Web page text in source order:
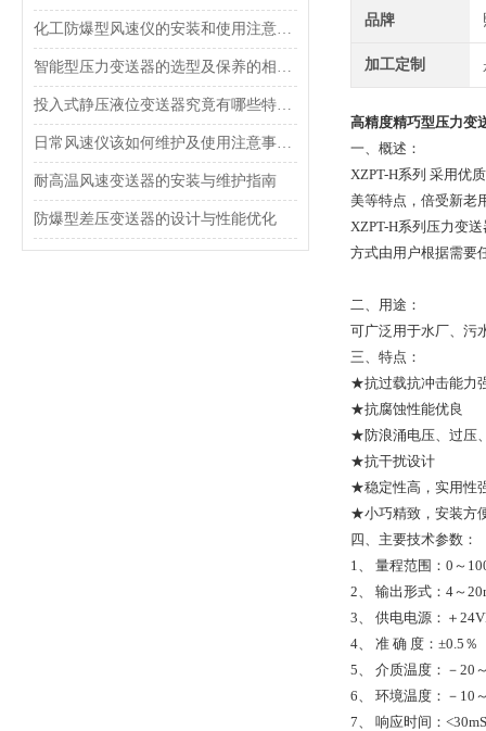
化工防爆型风速仪的安装和使用注意事项
智能型压力变送器的选型及保养的相关知识
投入式静压液位变送器究竟有哪些特点呢？
日常风速仪该如何维护及使用注意事项是什么呢？
耐高温风速变送器的安装与维护指南
防爆型差压变送器的设计与性能优化
品牌
加工定制
高精度精巧型压力变
一、概述：
XZPT-H系列 采用优
美等特点，倍受新老
XZPT-H系列压力变
方式由用户根据需要
二、用途：
可广泛用于水厂、污
三、特点：
★抗过载抗冲击能力
★抗腐蚀性能优良
★防浪涌电压、过压
★抗干扰设计
★稳定性高，实用性
★小巧精致，安装方
四、主要技术参
1、 量程范围：0～
2、 输出形式：4
3、 供电电源：
4、 准 确 度：
5、 介质温度：－20
6、 环境温度：－10
7、 响应时间： <30mS